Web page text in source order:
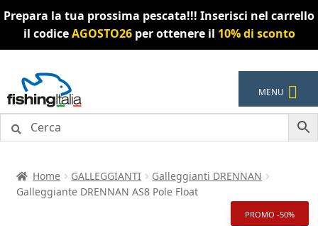
Prepara la tua prossima pescata!!! Inserisci nel carrello
il codiceAGOSTO26per ottenere il 10% di sconto
alla
navigazione
al
contenuto
MENU
Home GALLEGGIANTI
Galleggianti DRENNAN
Galleggiante DRENNAN AS8 Pole Float
PROMO -50%